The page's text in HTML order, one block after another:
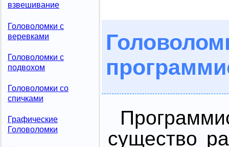
взвешивание
Головоломки с
веревками
Головоломки с
подвохом
Головоломки со
спичками
Графические
Головоломки
существо